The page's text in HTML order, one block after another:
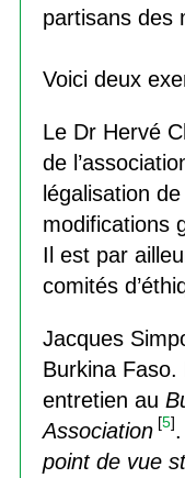
partisans des
Voici deux
Le Dr Hervé
de
légalisation
modifications
Il est par
comités
Jacques
Burkina
entretien au
Association [5]
point de vue